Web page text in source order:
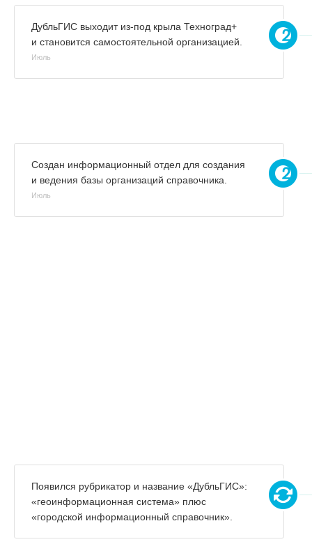
ДубльГИС выходит из-под крыла Техноград+
и становится самостоятельной организацией.
Июль
Создан информационный отдел для создания
и ведения базы организаций справочника.
Июль
Появился рубрикатор и название «ДубльГИС»:
«геоинформационная система» плюс
«городской информационный справочник».